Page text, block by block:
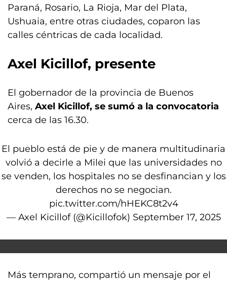
Paraná, Rosario, La Rioja, Mar del Plata,
Ushuaia, entre otras ciudades, coparon las
calles céntricas de cada localidad.
Axel Kicillof, presente
El gobernador de la provincia de Buenos
Aires, Axel Kicillof, se sumó a la convocatoria
cerca de las 16.30.
El pueblo está de pie y de manera multitudinaria
volvió a decirle a Milei que las universidades no
se venden, los hospitales no se desfinancian y los
derechos no se negocian.
pic.twitter.com/hHEKC8t2v4
— Axel Kicillof (@Kicillofok) September 17, 2025
Más temprano, compartió un mensaje por el